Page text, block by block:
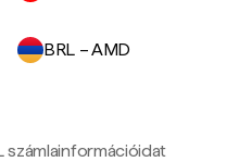
BRL – AMD
számlainformációidat